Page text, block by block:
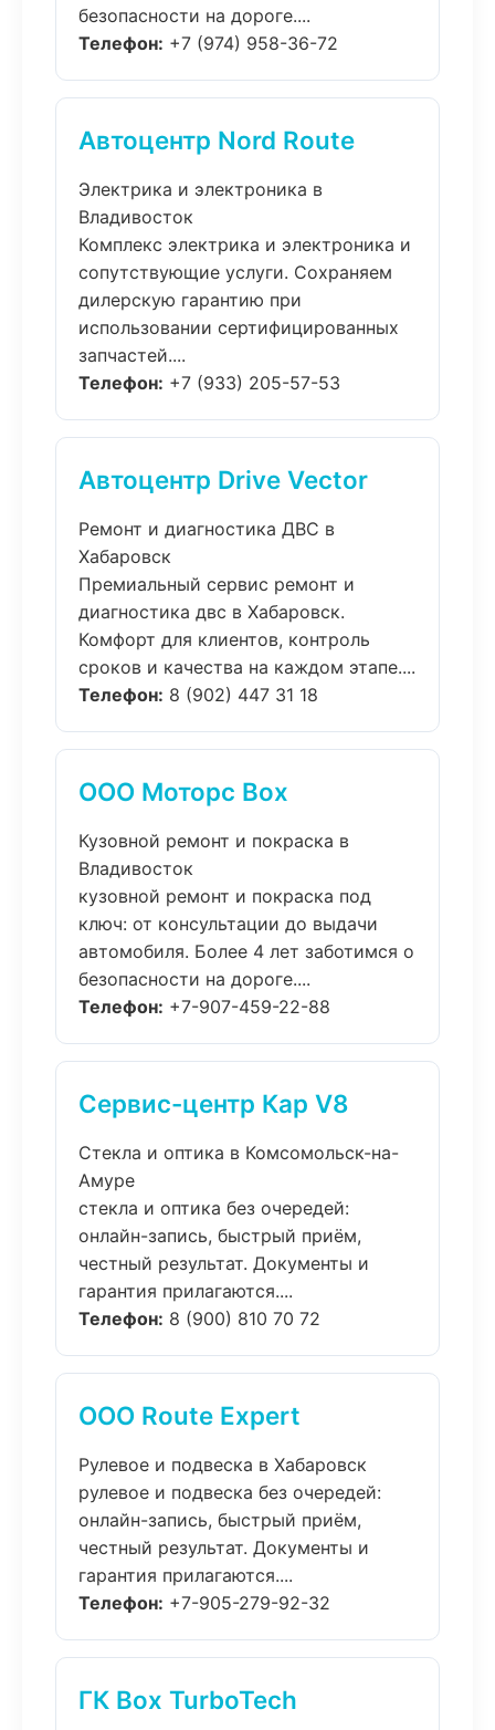
безопасности на дороге....
Телефон: +7 (974) 958-36-72
Автоцентр Nord Route
Электрика и электроника в
Владивосток
Комплекс электрика и электроника и
сопутствующие услуги. Сохраняем
дилерскую гарантию при
использовании сертифицированных
запчастей....
Телефон: +7 (933) 205-57-53
Автоцентр Drive Vector
Ремонт и диагностика ДВС в
Хабаровск
Премиальный сервис ремонт и
диагностика двс в Хабаровск.
Комфорт для клиентов, контроль
сроков и качества на каждом этапе....
Телефон: 8 (902) 447 31 18
ООО Моторс Box
Кузовной ремонт и покраска в
Владивосток
кузовной ремонт и покраска под
ключ: от консультации до выдачи
автомобиля. Более 4 лет заботимся о
безопасности на дороге....
Телефон: +7-907-459-22-88
Сервис-центр Кар V8
Стекла и оптика в Комсомольск-на-
Амуре
стекла и оптика без очередей:
онлайн-запись, быстрый приём,
честный результат. Документы и
гарантия прилагаются....
Телефон: 8 (900) 810 70 72
ООО Route Expert
Рулевое и подвеска в Хабаровск
рулевое и подвеска без очередей:
онлайн-запись, быстрый приём,
честный результат. Документы и
гарантия прилагаются....
Телефон: +7-905-279-92-32
ГК Box TurboTech